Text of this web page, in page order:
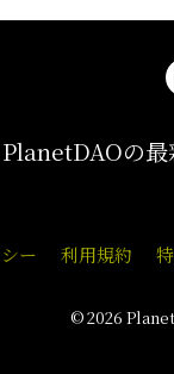
PlanetDAOの最
ー 利用規約
© 2026